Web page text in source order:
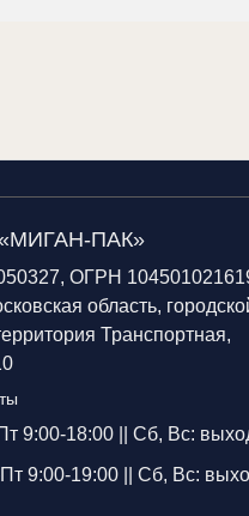
ПАК»
ОГРН
область,
Транспортная,
9:00-18:00 || Сб, Вс:
9:00-19:00 || Сб, Вс: